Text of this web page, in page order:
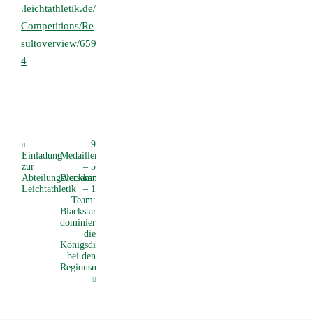
.leichtathletik.de/
Competitions/Re
sultoverview/659
4
Einladung
zur
Abteilungsversammlung
Leichtathletik
9
Medaillen
– 5
Blockkämpferinnen
– 1
Team:
Blackstars
dominieren
die
Königsdisziplin
bei den
Regionsmeisterschaften